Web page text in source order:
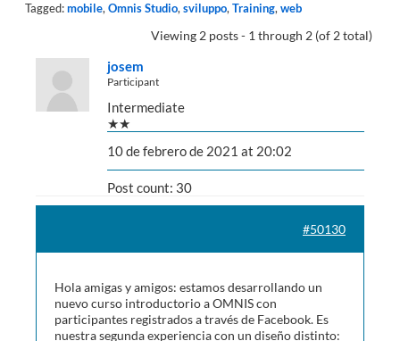
Tagged:mobile, Omnis Studio, sviluppo, Training, web
Viewing 2 posts - 1 through 2 (of 2 total)
josem
Participant
Intermediate
★★
10 de febrero de 2021 at 20:02
Post count: 30
#50130
Hola amigas y amigos: estamos desarrollando un
nuevo curso introductorio a OMNIS con
participantes registrados a través de Facebook. Es
nuestra segunda experiencia con un diseño distinto: